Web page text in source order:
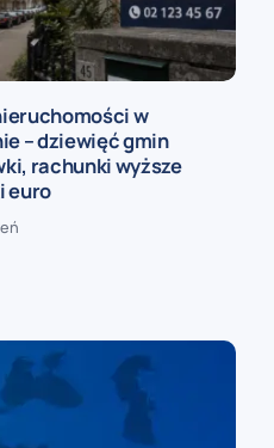
w
– dziewięć gmin
rachunki wyższe
euro